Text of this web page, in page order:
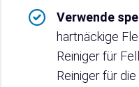
Verwende
hartnäckige
Reiniger für
Reiniger für